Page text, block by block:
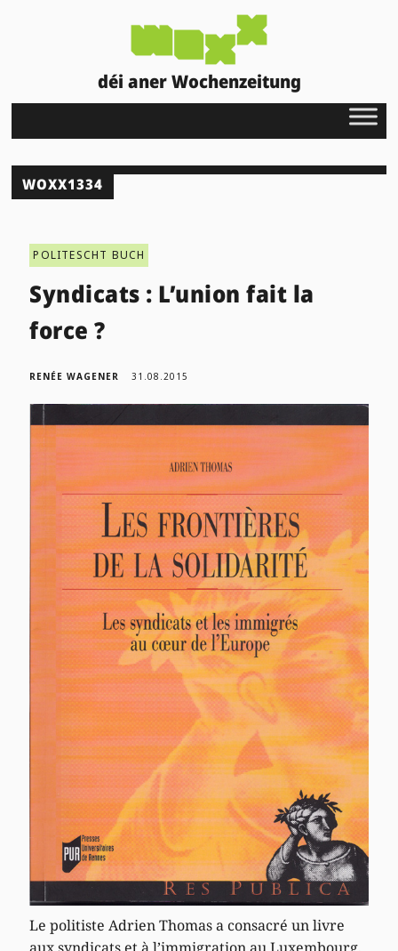
déi aner Wochenzeitung
WOXX1334
POLITESCHT BUCH
Syndicats : L’union fait la
force ?
RENÉE WAGENER 31.08.2015
Le politiste Adrien Thomas a consacré un livre